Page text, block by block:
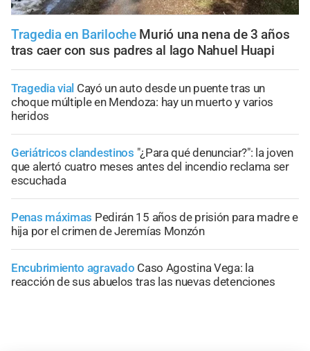
Tragedia en Bariloche Murió una nena de 3 años
tras caer con sus padres al lago Nahuel Huapi
Tragedia vial Cayó un auto desde un puente tras un
choque múltiple en Mendoza: hay un muerto y varios
heridos
Geriátricos clandestinos "¿Para qué denunciar?": la joven
que alertó cuatro meses antes del incendio reclama ser
escuchada
Penas máximas Pedirán 15 años de prisión para madre e
hija por el crimen de Jeremías Monzón
Encubrimiento agravado Caso Agostina Vega: la
reacción de sus abuelos tras las nuevas detenciones